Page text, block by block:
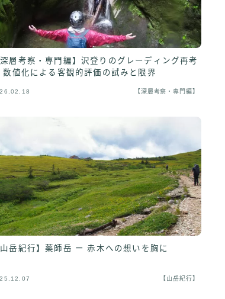
深層考察・専門編】沢登りのグレーディング再考
数値化による客観的評価の試みと限界
【深層考察・専門編】
山岳紀行】薬師岳 ー 赤木への想いを胸に
【山岳紀行】